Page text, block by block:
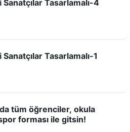
Tasarlamalı-4
Tasarlamalı-1
tüm öğrenciler, okula
forması ile gitsin!